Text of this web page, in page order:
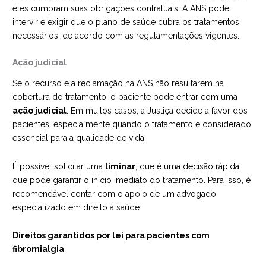
eles cumpram suas obrigações contratuais. A ANS pode
intervir e exigir que o plano de saúde cubra os tratamentos
necessários, de acordo com as regulamentações vigentes.
Ação judicial
Se o recurso e a reclamação na ANS não resultarem na
cobertura do tratamento, o paciente pode entrar com uma
ação judicial. Em muitos casos, a Justiça decide a favor dos
pacientes, especialmente quando o tratamento é considerado
essencial para a qualidade de vida.
É possível solicitar uma liminar , que é uma decisão rápida
que pode garantir o início imediato do tratamento. Para isso, é
recomendável contar com o apoio de um advogado
especializado em direito à saúde.
Direitos garantidos por lei para pacientes com
fibromialgia